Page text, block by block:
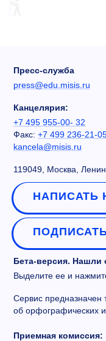
Пресс-служба
press@edu.misis.ru
Канцелярия:
+7 495 955-00- 32
Факс: +7 499 236-21-
kancela@misis.ru
119049, Москва,
НАПИСАТЬ
Бета-версия. Нашли
Выделите ее и
Сервис предназначен
об орфографических
Приемная комиссия: